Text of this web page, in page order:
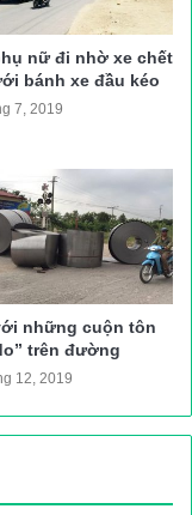
hốt dọn, nhưng
bên đường.Tiếp
với khối lượng
2 bên.
nữ đi nhờ xe chết
bánh xe đầu kéo
7, 2019
những cuộn tôn
trên đường
12, 2019